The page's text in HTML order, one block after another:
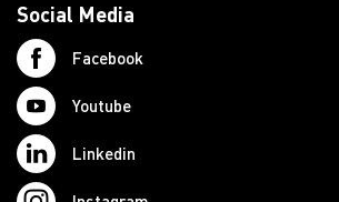
Social Media
Facebook
Youtube
Linkedin